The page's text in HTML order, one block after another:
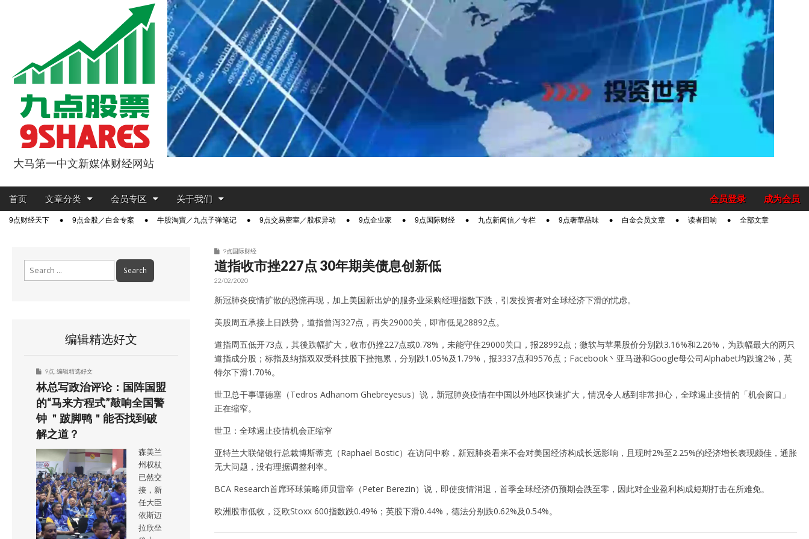
9点股票
大马第一中文新媒体财经网站
Main
Skip
content
首页 文章分类 会员专区 关于我们 成为会员
会员登录
Sub9点财经天下 9点金股／白金专案 牛股淘寶／九点子弹笔记 9点交易密室／股权异动 9点企业家 9点国际财经 九点新闻信／专栏 9点奢華品味 白金会员文章 读者回响 全部文章
9点国际财经
道指收市挫227点 30年期美债息创新低
22/02/2020
新冠肺炎疫情扩散的恐慌再现，加上美国新出炉的服务业采购经理指数下跌，引发投资者对全球经济下滑的忧虑。
美股周五承接上日跌势，道指曾泻327点，再失29000关，即市低见28892点。
道指周五低开73点，其後跌幅扩大，收市仍挫227点或0.78%，未能守住29000关口，报28992点；微软与苹果股价分别跌3.16%和2.26%，为跌幅最大的两只
道指成分股；标指及纳指双双受科技股下挫拖累，分别跌1.05%及1.79%，报3337点和9576点；Facebook丶亚马逊和Google母公司Alphabet均跌逾2%，英
特尔下滑1.70%。
世卫总干事谭德塞（Tedros Adhanom Ghebreyesus）说，新冠肺炎疫情在中国以外地区快速扩大，情况令人感到非常担心，全球遏止疫情的「机会窗口」
正在缩窄。
世卫：全球遏止疫情机会正缩窄
亚特兰大联储银行总裁博斯蒂克（Raphael Bostic）在访问中称，新冠肺炎看来不会对美国经济构成长远影响，且现时2%至2.25%的经济增长表现颇佳，通胀
无大问题，没有理据调整利率。
BCA Research首席环球策略师贝雷辛（Peter Berezin）说，即使疫情消退，首季全球经济仍预期会跌至零，因此对企业盈利构成短期打击在所难免。
欧洲股市低收，泛欧Stoxx 600指数跌0.49%；英股下滑0.44%，德法分别跌0.62%及0.54%。
编辑精选好文
9点 编辑精选好文
林总写政治评论：国阵国盟
的“马来方程式”敲响全国警
钟 ＂跛脚鸭＂能否找到破
解之道？
森美兰
州权杖
已然交
接，新
任大臣
依斯迈
拉欣坐